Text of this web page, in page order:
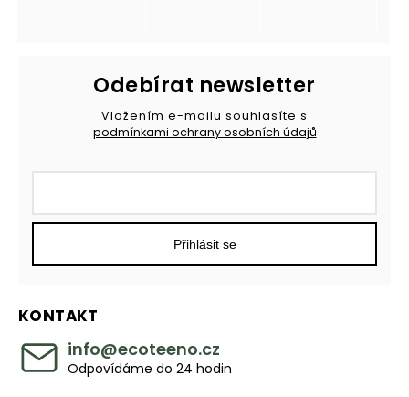
KONTAKT
info@ecoteeno.cz
Odpovídáme do 24 hodin
Odebírat newsletter
Vložením e-mailu souhlasíte s
podmínkami ochrany osobních údajů
Přihlásit se